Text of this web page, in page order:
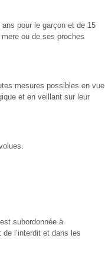
ans pour le garçon et de 15
ou de ses proches
mesures possibles en vue
et en veillant sur leur
subordonnée à
de l’interdit et dans les